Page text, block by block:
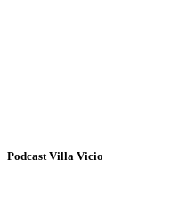
Podcast Villa Vicio